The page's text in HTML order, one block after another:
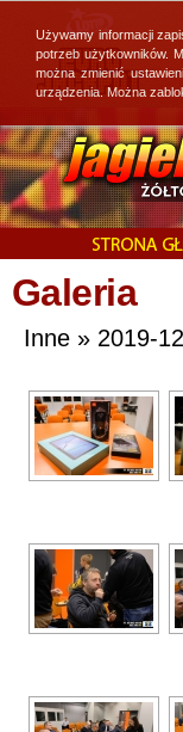
Galeria
Inne » 2019-
Używamy informacji
potrzeb użytkowników.
można zmienić
urządzenia. Można